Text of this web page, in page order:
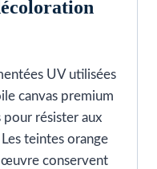
UV utilisées
canvas premium
résister aux
teintes orange
œuvre conservent